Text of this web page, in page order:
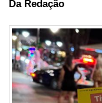
Da Redação